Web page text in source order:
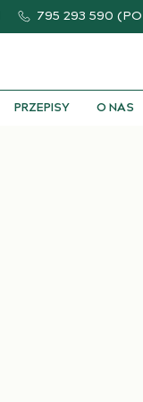
795 293 590 (
PRZEPISY O NAS